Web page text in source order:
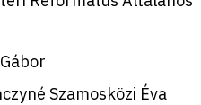
Szamosközi Éva